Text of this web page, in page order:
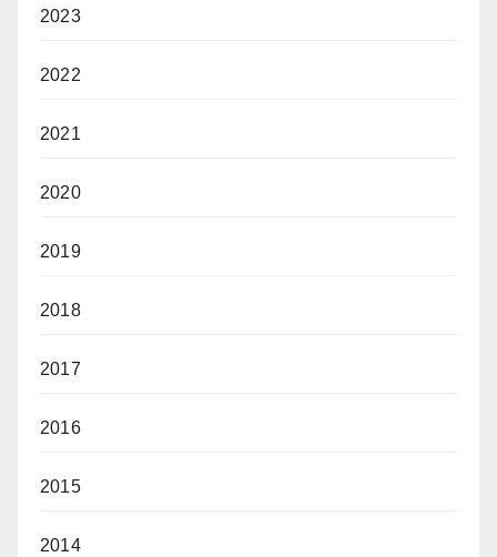
2023
2022
2021
2020
2019
2018
2017
2016
2015
2014